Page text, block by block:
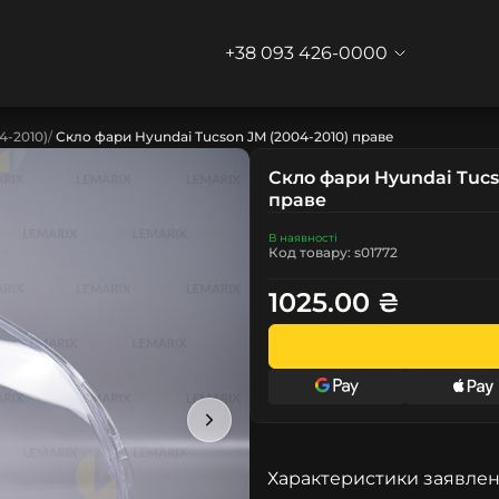
+38 093 426-0000
2010) Скло фари Hyundai Tucson JM (2004-2010) праве
Скло фари Hyundai
праве
В наявності
Код товару: s01772
1025.00 ₴
Характеристики